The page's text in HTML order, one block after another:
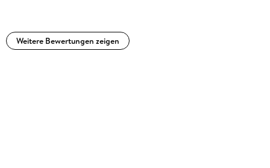
Weitere Bewertungen zeigen